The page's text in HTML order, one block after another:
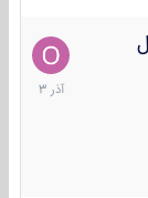
21
آذر
1403